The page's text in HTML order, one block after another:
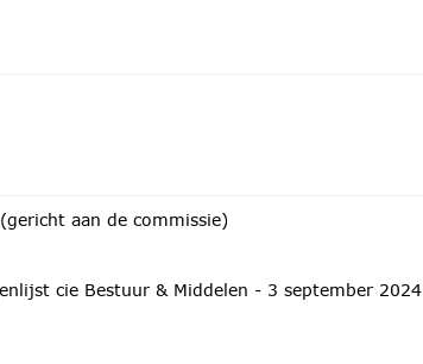
aan de commissie)
cie Bestuur & Middelen - 3 september 2024